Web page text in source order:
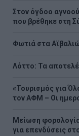
Στον όγδοο
που βρέθηκε στη
Φωτιά στα
Λόττο: Τα
«Τουρισμός για
τον ΑΦΜ – Οι
Μείωση
για επενδύσεις